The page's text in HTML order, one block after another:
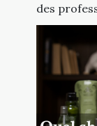
des